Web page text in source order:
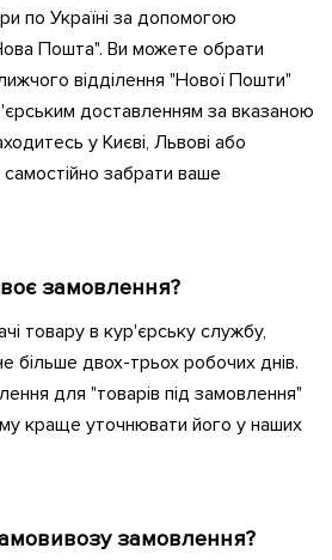
по Україні за допомогою
Пошта". Ви можете обрати
відділення "Нової Пошти"
доставленням за вказаною
у Києві, Львові або
забрати ваше
замовлення?
товару в кур'єрську службу,
більше двох-трьох робочих днів.
для "товарів під замовлення"
краще уточнювати його у наших
замовлення?